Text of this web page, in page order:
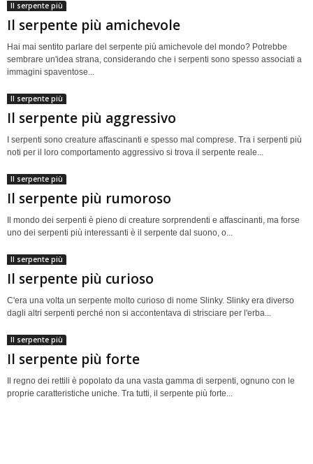
Il serpente più
Il serpente più amichevole
Hai mai sentito parlare del serpente più amichevole del mondo? Potrebbe
sembrare un'idea strana, considerando che i serpenti sono spesso associati a
immagini spaventose...
Il serpente più
Il serpente più aggressivo
I serpenti sono creature affascinanti e spesso mal comprese. Tra i serpenti più
noti per il loro comportamento aggressivo si trova il serpente reale...
Il serpente più
Il serpente più rumoroso
Il mondo dei serpenti è pieno di creature sorprendenti e affascinanti, ma forse
uno dei serpenti più interessanti è il serpente dal suono, o...
Il serpente più
Il serpente più curioso
C'era una volta un serpente molto curioso di nome Slinky. Slinky era diverso
dagli altri serpenti perché non si accontentava di strisciare per l'erba...
Il serpente più
Il serpente più forte
Il regno dei rettili è popolato da una vasta gamma di serpenti, ognuno con le
proprie caratteristiche uniche. Tra tutti, il serpente più forte...